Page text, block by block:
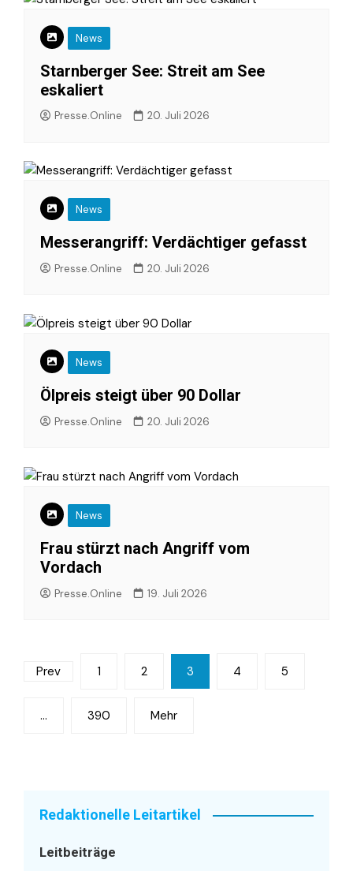
News
Starnberger See: Streit am See
eskaliert
Presse.Online 20. Juli 2026
News
Messerangriff: Verdächtiger gefasst
Presse.Online 20. Juli 2026
News
Ölpreis steigt über 90 Dollar
Presse.Online 20. Juli 2026
News
Frau stürzt nach Angriff vom
Vordach
Presse.Online 19. Juli 2026
Seitennummerierung
Beiträge
Prev 1 2 3 4 5
… 390 Mehr
Redaktionelle Leitartikel
Leitbeiträge